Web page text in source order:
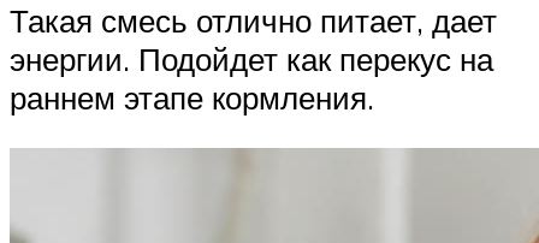
Такая смесь отлично питает, дает
энергии. Подойдет как перекус на
раннем этапе кормления.